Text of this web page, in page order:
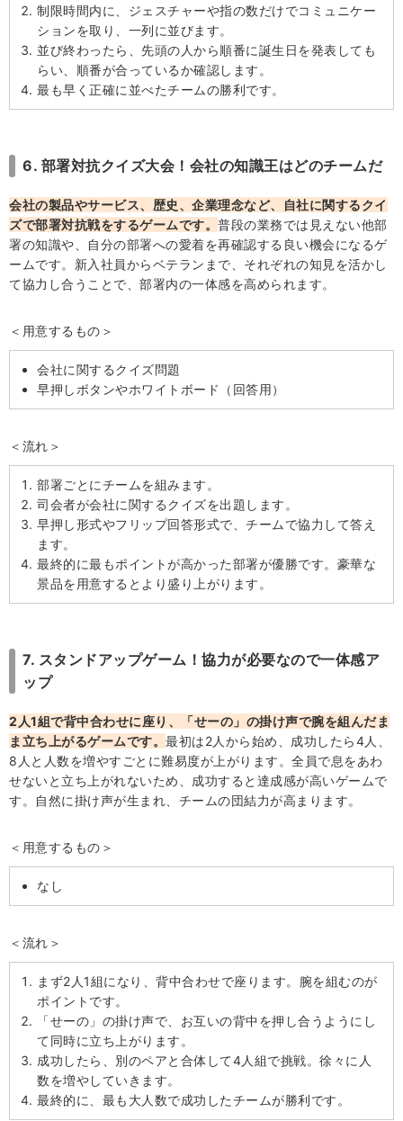
制限時間内に、ジェスチャーや指の数だけでコミュニケー
ションを取り、一列に並びます。
並び終わったら、先頭の人から順番に誕生日を発表しても
らい、順番が合っているか確認します。
最も早く正確に並べたチームの勝利です。
6. 部署対抗クイズ大会！会社の知識王はどのチームだ
会社の製品やサービス、歴史、企業理念など、自社に関するクイ
ズで部署対抗戦をするゲームです。 普段の業務では見えない他部
署の知識や、自分の部署への愛着を再確認する良い機会になるゲ
ームです。新入社員からベテランまで、それぞれの知見を活かし
て協力し合うことで、部署内の一体感を高められます。
＜用意するもの＞
会社に関するクイズ問題
早押しボタンやホワイトボード（回答用）
＜流れ＞
部署ごとにチームを組みます。
司会者が会社に関するクイズを出題します。
早押し形式やフリップ回答形式で、チームで協力して答え
ます。
最終的に最もポイントが高かった部署が優勝です。豪華な
景品を用意するとより盛り上がります。
7. スタンドアップゲーム！協力が必要なので一体感ア
ップ
2人1組で背中合わせに座り、「せーの」の掛け声で腕を組んだま
ま立ち上がるゲームです。 最初は2人から始め、成功したら4人、
8人と人数を増やすごとに難易度が上がります。全員で息をあわ
せないと立ち上がれないため、成功すると達成感が高いゲームで
す。自然に掛け声が生まれ、チームの団結力が高まります。
＜用意するもの＞
なし
＜流れ＞
まず2人1組になり、背中合わせで座ります。腕を組むのが
ポイントです。
「せーの」の掛け声で、お互いの背中を押し合うようにし
て同時に立ち上がります。
成功したら、別のペアと合体して4人組で挑戦。徐々に人
数を増やしていきます。
最終的に、最も大人数で成功したチームが勝利です。